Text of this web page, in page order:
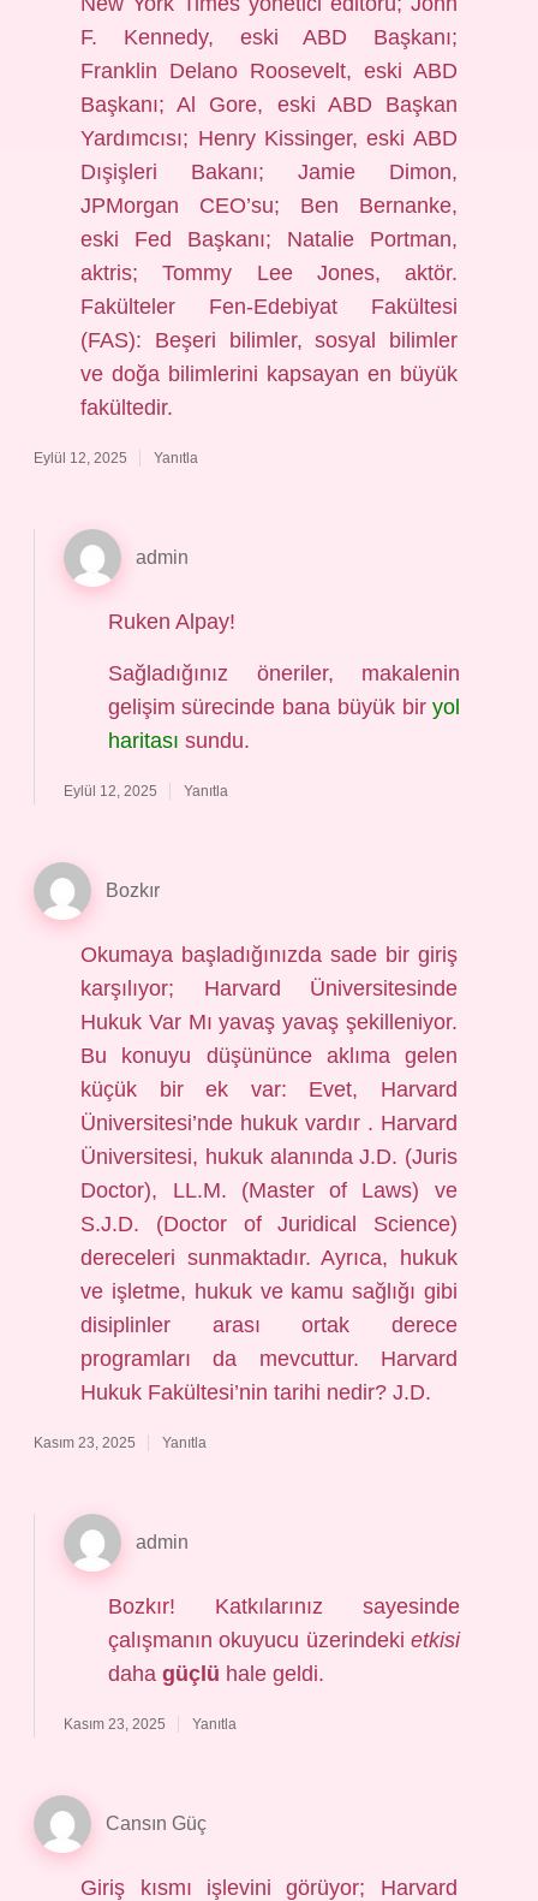
F. Kennedy, eski ABD Başkanı;
Franklin Delano Roosevelt, eski ABD
Başkanı; Al Gore, eski ABD Başkan
Yardımcısı; Henry Kissinger, eski ABD
Dışişleri Bakanı; Jamie Dimon,
JPMorgan CEO’su; Ben Bernanke,
eski Fed Başkanı; Natalie Portman,
aktris; Tommy Lee Jones, aktör.
Fakülteler Fen-Edebiyat Fakültesi
(FAS): Beşeri bilimler, sosyal bilimler
ve doğa bilimlerini kapsayan en büyük
fakültedir.
Eylül 12, 2025 Yanıtla
admin
Ruken Alpay!
Sağladığınız öneriler, makalenin
gelişim sürecinde bana büyük biryol
haritası sundu.
Eylül 12, 2025 Yanıtla
Bozkır
Okumaya başladığınızda sade bir giriş
karşılıyor; Harvard Üniversitesinde
Hukuk Var Mı yavaş yavaş şekilleniyor.
Bu konuyu düşününce aklıma gelen
küçük bir ek var: Evet, Harvard
Üniversitesi’nde hukuk vardır . Harvard
Üniversitesi, hukuk alanında J.D. (Juris
Doctor), LL.M. (Master of Laws) ve
S.J.D. (Doctor of Juridical Science)
dereceleri sunmaktadır. Ayrıca, hukuk
ve işletme, hukuk ve kamu sağlığı gibi
disiplinler arası ortak derece
programları da mevcuttur. Harvard
Hukuk Fakültesi’nin tarihi nedir? J.D.
Kasım 23, 2025 Yanıtla
admin
Bozkır! Katkılarınız sayesinde
çalışmanın okuyucu üzerindekietkisi
daha güçlü hale geldi.
Kasım 23, 2025 Yanıtla
Cansın Güç
Giriş kısmı işlevini görüyor; Harvard